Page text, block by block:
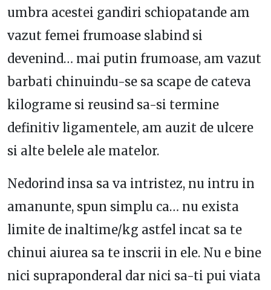
umbra acestei gandiri schiopatande am
vazut femei frumoase slabind si
devenind… mai putin frumoase, am vazut
barbati chinuindu-se sa scape de cateva
kilograme si reusind sa-si termine
definitiv ligamentele, am auzit de ulcere
si alte belele ale matelor.
Nedorind insa sa va intristez, nu intru in
amanunte, spun simplu ca… nu exista
limite de inaltime/kg astfel incat sa te
chinui aiurea sa te inscrii in ele. Nu e bine
nici supraponderal dar nici sa-ti pui viata